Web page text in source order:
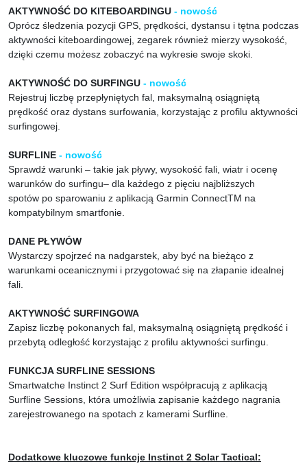
AKTYWNOŚĆ DO KITEBOARDINGU - nowość
Oprócz śledzenia pozycji GPS, prędkości, dystansu i tętna podczas
aktywności kiteboardingowej, zegarek również mierzy wysokość,
dzięki czemu możesz zobaczyć na wykresie swoje skoki.
AKTYWNOŚĆ DO SURFINGU - nowość
Rejestruj liczbę przepłyniętych fal, maksymalną osiągniętą
prędkość oraz dystans surfowania, korzystając z profilu aktywności
surfingowej.
SURFLINE - nowość
Sprawdź warunki – takie jak pływy, wysokość fali, wiatr i ocenę
warunków do surfingu– dla każdego z pięciu najbliższych
spotów po sparowaniu z aplikacją Garmin ConnectTM na
kompatybilnym smartfonie.
DANE PŁYWÓW
Wystarczy spojrzeć na nadgarstek, aby być na bieżąco z
warunkami oceanicznymi i przygotować się na złapanie idealnej
fali.
AKTYWNOŚĆ SURFINGOWA
Zapisz liczbę pokonanych fal, maksymalną osiągniętą prędkość i
przebytą odległość korzystając z profilu aktywności surfingu.
FUNKCJA SURFLINE SESSIONS
Smartwatche Instinct 2 Surf Edition współpracują z aplikacją
Surfline Sessions, która umożliwia zapisanie każdego nagrania
zarejestrowanego na spotach z kamerami Surfline.
Dodatkowe kluczowe funkcje Instinct 2 Solar Tactical: